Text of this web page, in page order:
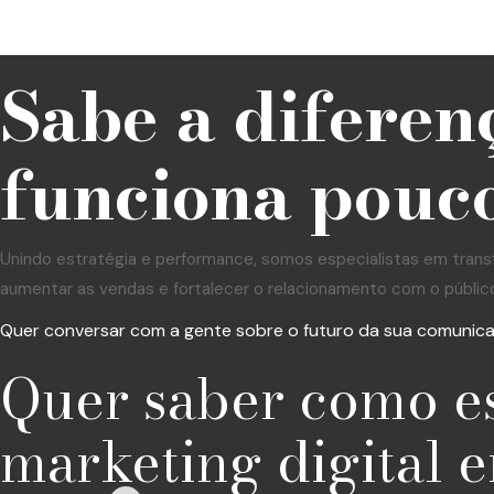
Sabe a
funciona
Unindo estratégia e performance, somos especialistas em
aumentar as vendas e fortalecer o relacionamento com o
Quer conversar com a gente sobre o futuro da sua
Quer saber como
marketing digital